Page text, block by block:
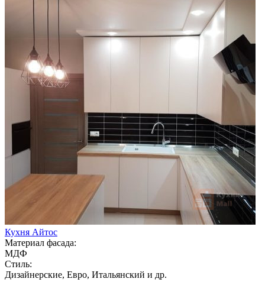
Кухня Айтос
Материал фасада:
МДФ
Стиль:
Дизайнерские, Евро, Итальянский и др.